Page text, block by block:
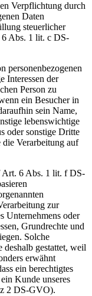
Verpflichtung durch
Daten
steuerlicher
6 Abs. 1 lit. c DS-
personenbezogenen
Interessen der
Person zu
ein Besucher in
sein Name,
lebenswichtige
oder sonstige Dritte
Verarbeitung auf
Art. 6 Abs. 1 lit. f DS-
zur
Unternehmens oder
Grundrechte und
Solche
deshalb gestattet, weil
erwähnt
ein berechtigtes
Kunde unseres
2 DS-GVO).